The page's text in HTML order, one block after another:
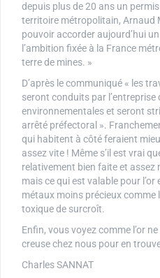
depuis plus de 20 ans un
territoire métropolitain, Arnaud
pouvoir accorder aujourd’hui
l’ambition fixée à la France
terre de mines. »
D’après le communiqué « les
seront conduits par
environnementales et seront
arrêté préfectoral ».
qui habitent à côté feraient
assez vite ! Même s’il est vrai
relativement bien faite et assez
mais ce qui est valable pour
métaux moins précieux comme
toxique de surcroît.
Enfin, vous voyez comme l’or
creuse chez nous pour en
Charles SANNAT